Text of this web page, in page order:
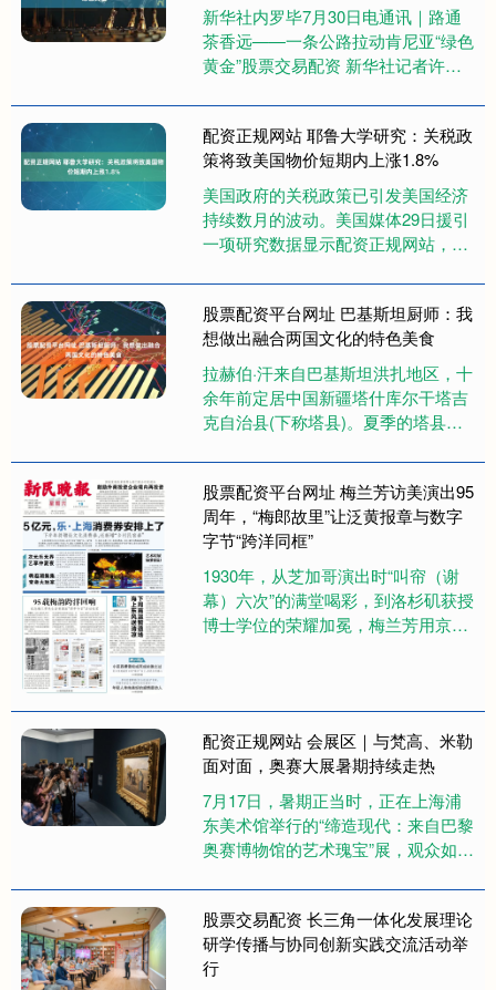
新华社内罗毕7月30日电通讯｜路通
茶香远——一条公路拉动肯尼亚“绿色
黄金”股票交易配资 新华社记者许嘉
郊，雨水浸润着连绵起伏的....
配资正规网站 耶鲁大学研究：关税政
策将致美国物价短期内上涨1.8%
美国政府的关税政策已引发美国经济
持续数月的波动。美国媒体29日援引
一项研究数据显示配资正规网站，美
涨1.8%，也就是接近美联储设....
股票配资平台网址 巴基斯坦厨师：我
想做出融合两国文化的特色美食
拉赫伯·汗来自巴基斯坦洪扎地区，十
余年前定居中国新疆塔什库尔干塔吉
克自治县(下称塔县)。夏季的塔县迎
合中巴特色的美食，分享两国文....
股票配资平台网址 梅兰芳访美演出95
周年，“梅郎故里”让泛黄报章与数字
字节“跨洋同框”
1930年，从芝加哥演出时“叫帘（谢
幕）六次”的满堂喝彩，到洛杉矶获授
博士学位的荣耀加冕，梅兰芳用京剧
配资正规网站 会展区｜与梵高、米勒
面对面，奥赛大展暑期持续走热
7月17日，暑期正当时，正在上海浦
东美术馆举行的“缔造现代：来自巴黎
奥赛博物馆的艺术瑰宝”展，观众如
《拾穗者》。 观众在欣赏....
股票交易配资 长三角一体化发展理论
研学传播与协同创新实践交流活动举
行